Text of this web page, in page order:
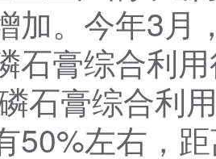
加。今年3月
石膏综合利
石膏综合利
50%左右，